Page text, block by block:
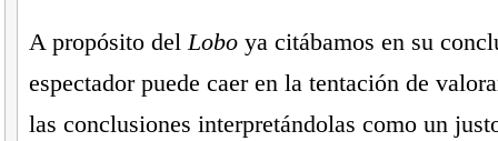
A propósito delLoboya citábamos en su
espectador puede caer en la tentación de
las conclusiones interpretándolas como un